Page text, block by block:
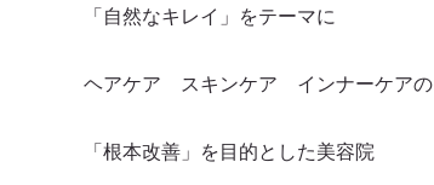
「自然なキレイ」をテーマに
ヘアケア スキンケア インナーケアの
「根本改善」を目的とした美容院